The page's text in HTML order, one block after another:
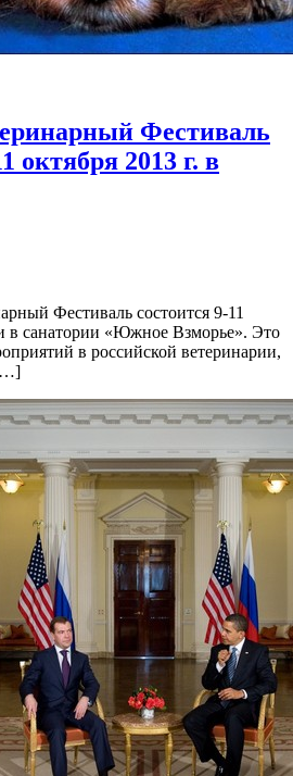
Фестиваль
октября 2013 г. в
Фестиваль состоится 9-11
в санатории «Южное Взморье». Это
в российской ветеринарии,